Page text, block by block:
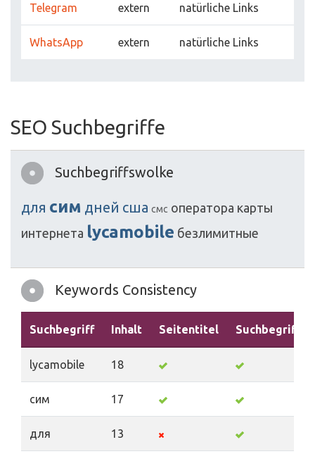
Telegram extern natürliche Links
WhatsApp extern natürliche Links
SEO Suchbegriffe
Suchbegriffswolke
для сим дней сша смс оператора карты
интернета lycamobile безлимитные
Keywords Consistency
Suchbegriff Inhalt Seitentitel Suchbegriffe
lycamobile 18
сим 17
для 13